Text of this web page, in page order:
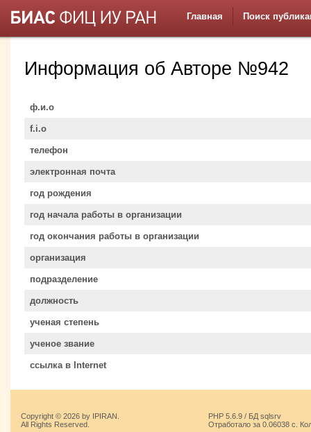
Главная Поиск
Информация об Авторе №942
ф.и.о
f.i.o
телефон
электронная почта
год рождения
год начала работы в организации
год окончания работы в организации
организация
подразделение
должность
ученая степень
ученое звание
ссылка в Internet
Copyright © 2026 by IPIRAN.
All Rights Reserved.
PHP 5.6.9 / БД sqlsrv
Отработало за 0.06038 с.